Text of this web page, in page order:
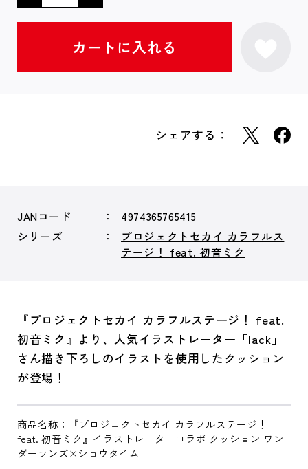
シェアする：
JANコード
4974365765415
シリーズ
プロジェクトセカイ カラフルス
テージ！ feat. 初音ミク
『プロジェクトセカイ カラフルステージ！ feat.
初音ミク』より、人気イラストレーター「lack」
さん描き下ろしのイラストを使用したクッション
が登場！
商品名称：『プロジェクトセカイ カラフルステージ！
feat. 初音ミク』イラストレーターコラボ クッション ワン
ダーランズ×ショウタイム